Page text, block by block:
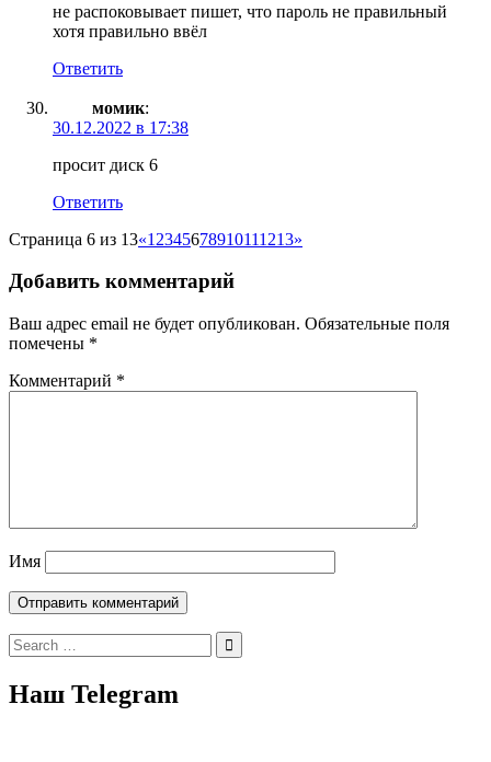
не распоковывает пишет, что пароль не правильный
хотя правильно ввёл
Ответить
момик:
30.12.2022 в 17:38
просит диск 6
Ответить
Страница 6 из 13«1 2345678910111213»
Добавить комментарий
Ваш адрес email не будет опубликован. Обязательные поля
помечены *
Комментарий *
Имя
Search
for:
Наш Telegram